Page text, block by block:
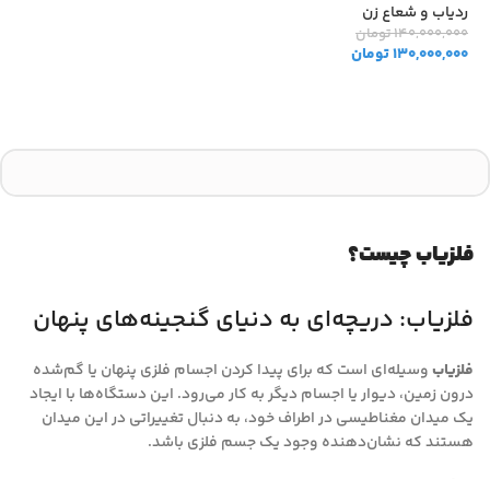
ردیاب و شعاع زن
140,000,000تومان
130,000,000تومان
فلزیاب چیست؟
فلزیاب: دریچه‌ای به دنیای گنجینه‌های پنهان
فلزیابوسیله‌ای است که برای پیدا کردن اجسام فلزی پنهان یا گم‌شده
درون زمین، دیوار یا اجسام دیگر به کار می‌رود. این دستگاه‌ها با ایجاد
یک میدان مغناطیسی در اطراف خود، به دنبال تغییراتی در این میدان
هستند که نشان‌دهنده وجود یک جسم فلزی باشد.